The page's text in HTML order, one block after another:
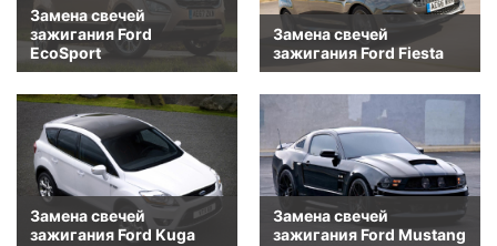
Замена свечей
зажигания Ford
EcoSport
Замена свечей
зажигания Ford Fiesta
Замена свечей
зажигания Ford Kuga
Замена свечей
зажигания Ford Mustang